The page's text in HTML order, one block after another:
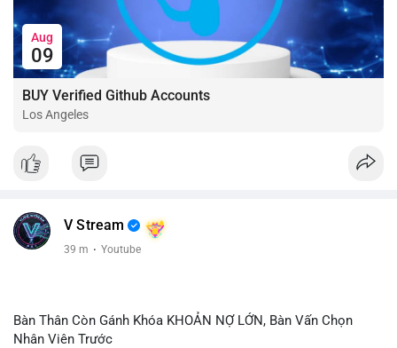
Aug
09
BUY Verified Github Accounts
Los Angeles
V Stream
39 m · Youtube
Bàn Thân Còn Gánh Khóa KHOẢN NỢ LỚN, Bàn Vấn Chọn
Nhân Viên Trước